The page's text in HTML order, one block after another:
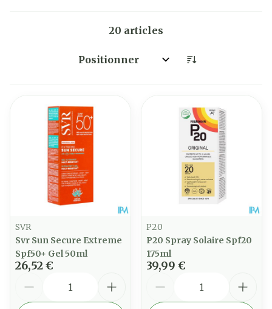
20 articles
Trier par:
SVR
Svr Sun Secure Extreme
Spf50+ Gel 50ml
26,52 €
P20
P20 Spray Solaire Spf20
175ml
39,99 €